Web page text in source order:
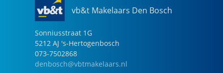
vb&t Makelaars Den Bosch
Sonniusstraat 1G
5212 AJ 's-Hertogenbosch
073-7502868
denbosch@vbtmakelaars.nl